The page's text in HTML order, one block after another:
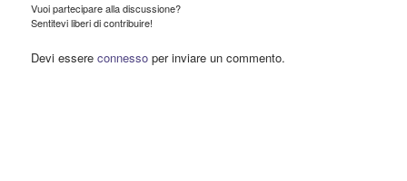
Vuoi partecipare alla discussione?
Sentitevi liberi di contribuire!
Devi essere connessoper inviare un commento.